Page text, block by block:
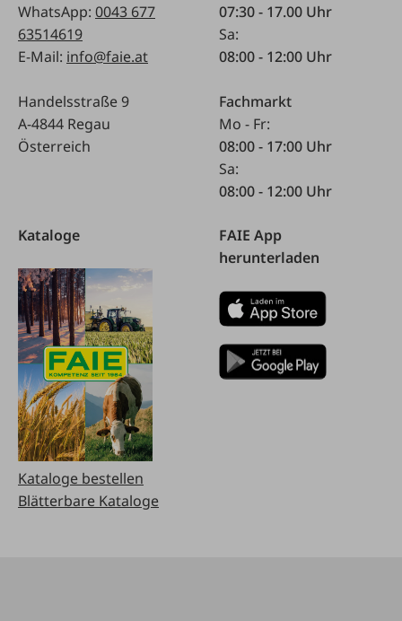
WhatsApp: 0043 677
63514619
E-Mail: info@faie.at
Handelsstraße 9
A-4844 Regau
Österreich
07:30 - 17.00 Uhr
Sa:
08:00 - 12:00 Uhr
Fachmarkt
Mo - Fr:
08:00 - 17:00 Uhr
Sa:
08:00 - 12:00 Uhr
Kataloge
Kataloge bestellen
Blätterbare Kataloge
FAIE App
herunterladen